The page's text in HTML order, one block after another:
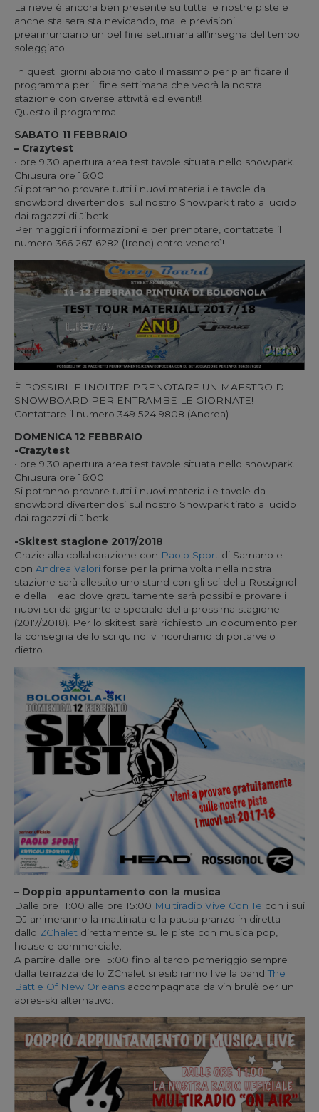
La neve è ancora ben presente su tutte le nostre piste e
anche sta sera sta nevicando, ma le previsioni
preannunciano un bel fine settimana all’insegna del tempo
soleggiato.
In questi giorni abbiamo dato il massimo per pianificare il
programma per il fine settimana che vedrà la nostra
stazione con diverse attività ed eventi!!
Questo il programma:
SABATO 11 FEBBRAIO
– Crazytest
• ore 9:30 apertura area test tavole situata nello snowpark.
Chiusura ore 16:00
Si potranno provare tutti i nuovi materiali e tavole da
snowbord divertendosi sul nostro Snowpark tirato a lucido
dai ragazzi di Jibetk
Per maggiori informazioni e per prenotare, contattate il
numero 366 267 6282 (Irene) entro venerdì!
È POSSIBILE INOLTRE PRENOTARE UN MAESTRO DI
SNOWBOARD PER ENTRAMBE LE GIORNATE!
Contattare il numero 349 524 9808 (Andrea)
DOMENICA 12 FEBBRAIO
-Crazytest
• ore 9:30 apertura area test tavole situata nello snowpark.
Chiusura ore 16:00
Si potranno provare tutti i nuovi materiali e tavole da
snowbord divertendosi sul nostro Snowpark tirato a lucido
dai ragazzi di Jibetk
-Skitest stagione 2017/2018
Grazie alla collaborazione con Paolo Sport di Sarnano e
con Andrea Valori forse per la prima volta nella nostra
stazione sarà allestito uno stand con gli sci della Rossignol
e della Head dove gratuitamente sarà possibile provare i
nuovi sci da gigante e speciale della prossima stagione
(2017/2018). Per lo skitest sarà richiesto un documento per
la consegna dello sci quindi vi ricordiamo di portarvelo
dietro.
– Doppio appuntamento con la musica
Dalle ore 11:00 alle ore 15:00 Multiradio Vive Con Te con i sui
DJ animeranno la mattinata e la pausa pranzo in diretta
dallo ZChalet direttamente sulle piste con musica pop,
house e commerciale.
A partire dalle ore 15:00 fino al tardo pomeriggio sempre
dalla terrazza dello ZChalet si esibiranno live la bandThe
Battle Of New Orleans accompagnata da vin brulè per un
apres-ski alternativo.